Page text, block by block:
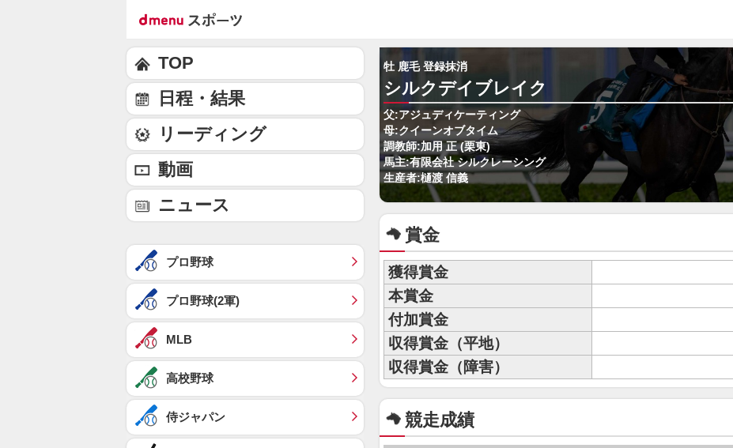
牡 鹿毛 登録抹消
シルクデイブレイク
父:アジュディケーティング
母:クイーンオブタイム
調教師:加用 正 (栗東)
馬主:有限会社 シルクレーシング
生産者:樋渡 信義
賞金
獲得賞金
本賞金
付加賞金
収得賞金（平地）
収得賞金（障害）
競走成績
TOP
日程・結果
リーディング
動画
ニュース
プロ野球
プロ野球(2軍)
MLB
高校野球
侍ジャパン